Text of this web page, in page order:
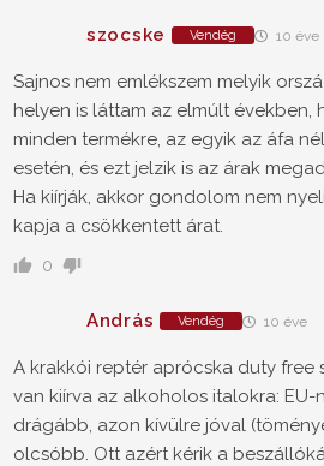
szocske Vendég 10 éve
Sajnos nem emlékszem melyik
helyen is láttam az elmúlt években,
minden termékre, az egyik az áfa
esetén, és ezt jelzik is az árak
Ha kiírják, akkor gondolom nem
kapja a csökkentett árat.
0
András Vendég 10 éve
A krakkói reptér aprócska duty free
van kiírva az alkoholos italokra:
drágább, azon kívülre jóval
olcsóbb. Ott azért kérik a